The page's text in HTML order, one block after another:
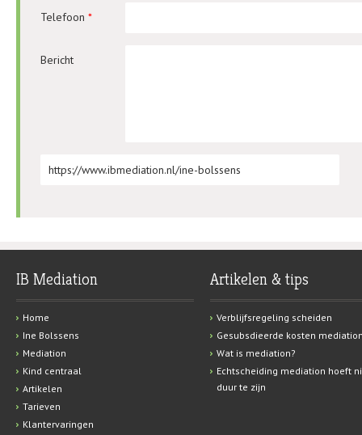
Telefoon *
Bericht
URL
IB Mediation
Home
Ine Bolssens
Mediation
Kind centraal
Artikelen
Tarieven
Klantervaringen
Artikelen & tips
Verblijfsregeling scheiden
Gesubsdieerde kosten
Wat is mediation?
Echtscheiding mediation hoeft
duur te zijn